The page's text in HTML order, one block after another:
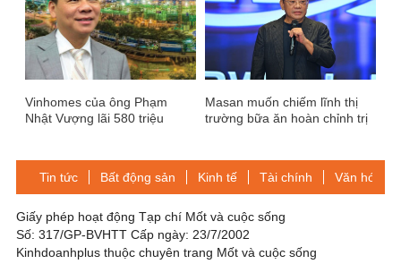
Vinhomes của ông Phạm
Nhật Vượng lãi 580 triệu
Masan muốn chiếm lĩnh thị
trường bữa ăn hoàn chỉnh trị
Tin tức Bất động sản Kinh tế Tài chính Văn hóa-
Giấy phép hoạt động Tạp chí Mốt và cuộc sống
Số: 317/GP-BVHTT Cấp ngày: 23/7/2002
Kinhdoanhplus thuộc chuyên trang Mốt và cuộc sống